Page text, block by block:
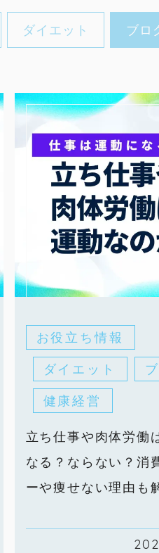
ダイエット ブロ
お役立ち情報
ダイエット
健康経営
立ち仕事や肉体労働
なる？ならない？消
ーや痩せない理由も